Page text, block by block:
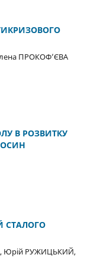
ПРОКОФ’ЄВА
В РОЗВИТКУ
СТАЛОГО
Юрій РУЖИЦЬКИЙ,